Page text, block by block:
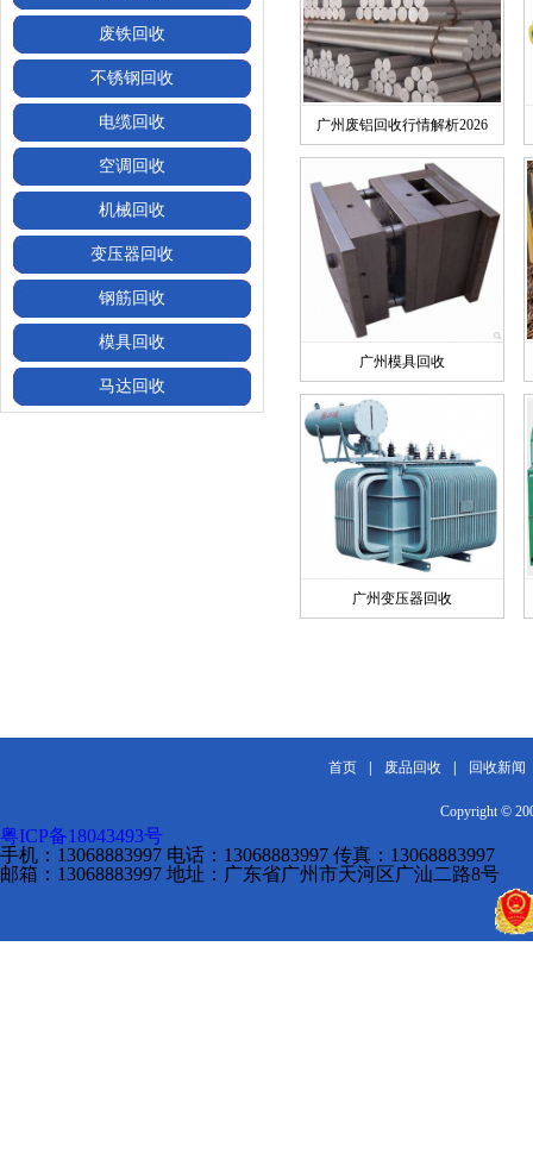
废铁回收
不锈钢回收
电缆回收
空调回收
机械回收
变压器回收
钢筋回收
模具回收
马达回收
广州废铝回收行情解析2026
广州模具回收
广州变压器回收
首页 废品回收 回收新闻
Copyright ©
粤ICP备18043493号
手机：13068883997 电话：13068883997 传真：13068883997
邮箱：13068883997 地址：广东省广州市天河区广汕二路8号